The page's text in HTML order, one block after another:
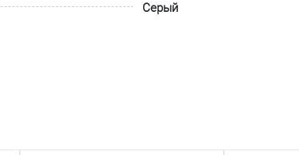
Серый